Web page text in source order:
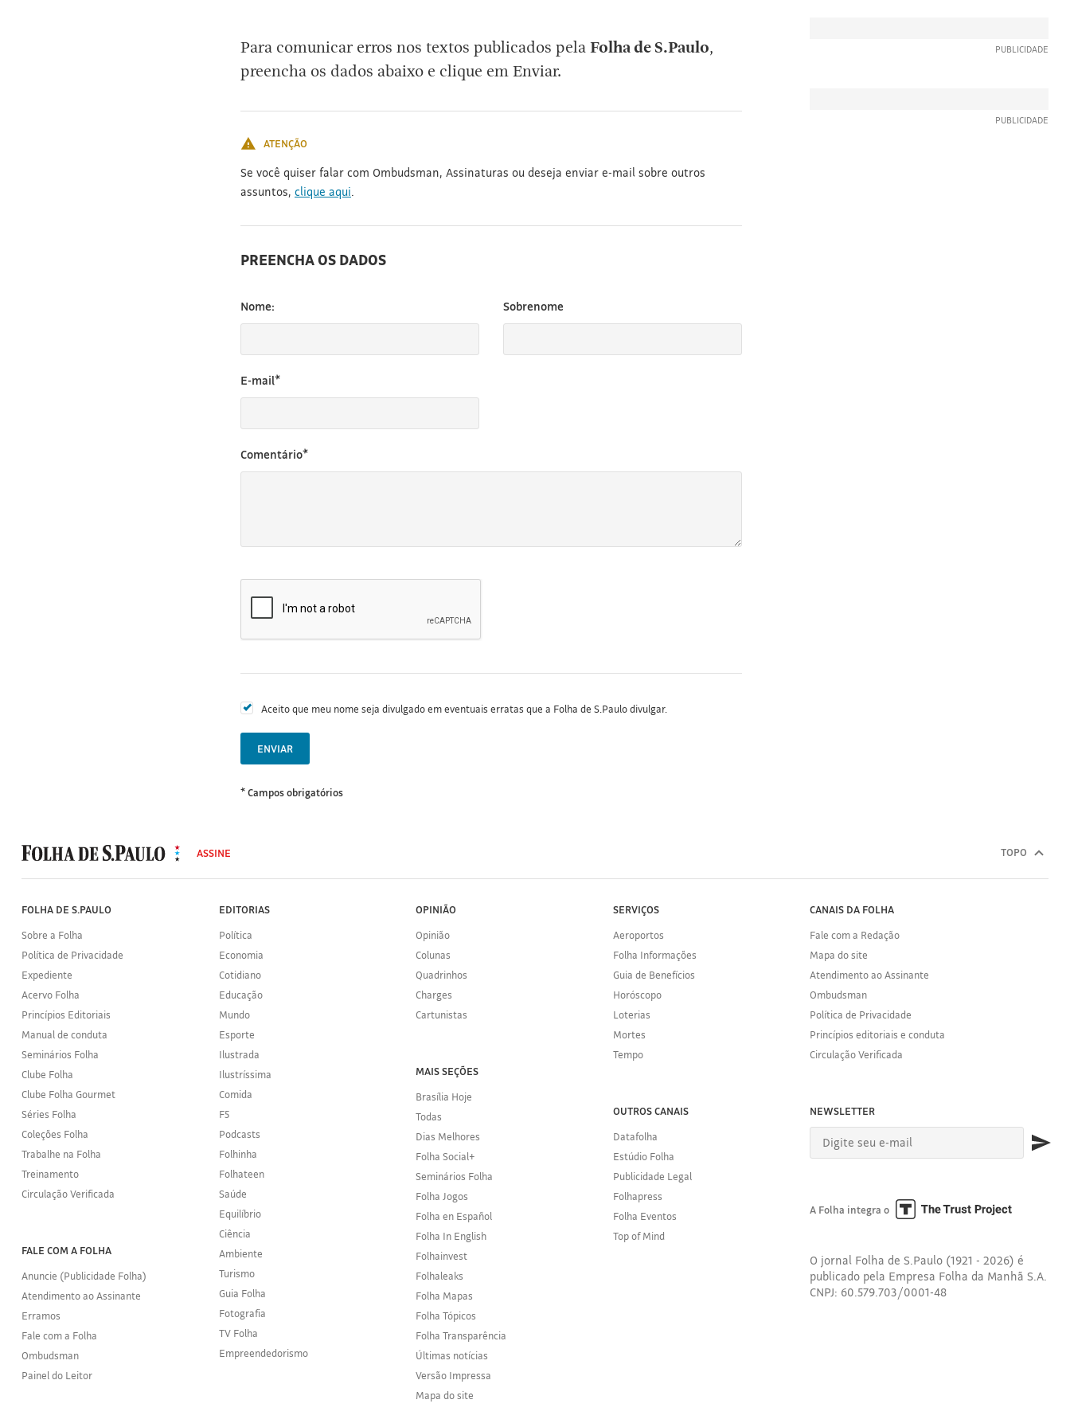
Para comunicar erros nos textos publicados pelaFolha de S.Paulo,
preencha os dados abaixo e clique em Enviar.
ATENÇÃO
Se você quiser falar com Ombudsman, Assinaturas ou deseja enviar e-mail sobre outros
assuntos, clique aqui.
PREENCHA OS DADOS
Nome: Sobrenome
E-mail*
Comentário*
Aceito que meu nome seja divulgado em eventuais erratas que a Folha de S.Paulo divulgar.
ENVIAR
* Campos obrigatórios
Folha
de
S.Paulo
ASSINE TOPO
FOLHA DE S.PAULO
Sobre a Folha
Política de Privacidade
Expediente
Acervo Folha
Princípios Editoriais
Manual de conduta
Seminários Folha
Clube Folha
Clube Folha Gourmet
Séries Folha
Coleções Folha
Trabalhe na Folha
Treinamento
Circulação Verificada
FALE COM A FOLHA
Anuncie (Publicidade Folha)
Atendimento ao Assinante
Erramos
Fale com a Folha
Ombudsman
Painel do Leitor
EDITORIAS
Política
Economia
Cotidiano
Educação
Mundo
Esporte
Ilustrada
Ilustríssima
Comida
F5
Podcasts
Folhinha
Folhateen
Saúde
Equilíbrio
Ciência
Ambiente
Turismo
Guia Folha
Fotografia
TV Folha
Empreendedorismo
OPINIÃO
Opinião
Colunas
Quadrinhos
Charges
Cartunistas
MAIS SEÇÕES
Brasília Hoje
Todas
Dias Melhores
Folha Social+
Seminários Folha
Folha Jogos
Folha en Español
Folha In English
Folhainvest
Folhaleaks
Folha Mapas
Folha Tópicos
Folha Transparência
Últimas notícias
Versão Impressa
Mapa do site
SERVIÇOS
Aeroportos
Folha Informações
Guia de Benefícios
Horóscopo
Loterias
Mortes
Tempo
OUTROS CANAIS
Datafolha
Estúdio Folha
Publicidade Legal
Folhapress
Folha Eventos
Top of Mind
CANAIS DA FOLHA
Fale com a Redação
Mapa do site
Atendimento ao Assinante
Ombudsman
Política de Privacidade
Princípios editoriais e conduta
Circulação Verificada
NEWSLETTER
A Folha integra o
O jornal Folha de S.Paulo (1921 - 2026) é
publicado pela Empresa Folha da Manhã S.A.
CNPJ: 60.579.703/0001-48